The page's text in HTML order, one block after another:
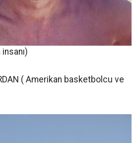
( Amerikan basketbolcu ve